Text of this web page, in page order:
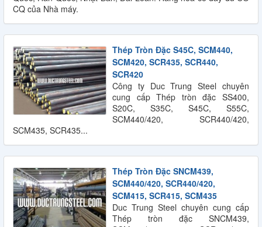
CQ của Nhà máy.
Thép Tròn Đặc S45C, SCM440,
SCM420, SCR435, SCR440,
SCR420
Công ty Duc Trung Steel chuyên
cung cấp Thép tròn đặc SS400,
S20C, S35C, S45C, S55C,
SCM440/420, SCR440/420,
SCM435, SCR435...
Thép Tròn Đặc SNCM439,
SCM440/420, SCR440/420,
SCM415, SCR415, SCM435
Duc Trung Steel chuyên cung cấp
Thép tròn đặc SNCM439,